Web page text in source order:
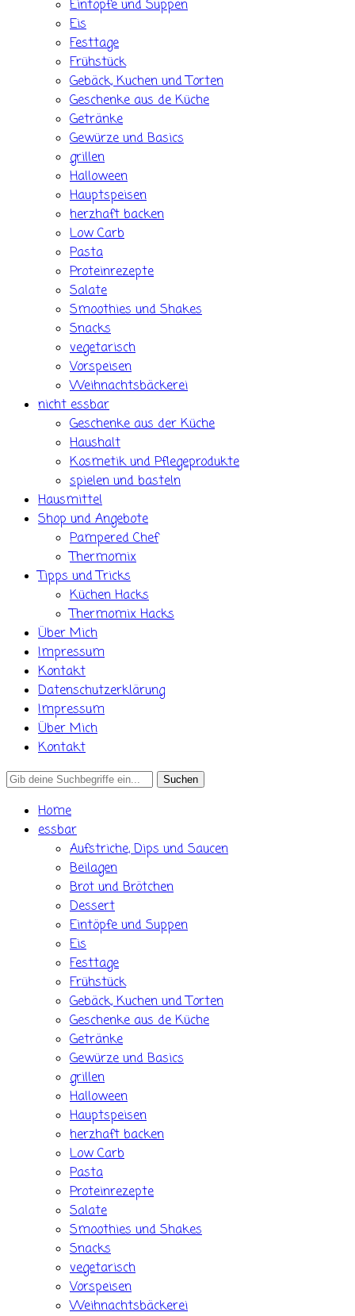
Eintöpfe und Suppen
Eis
Festtage
Frühstück
Gebäck, Kuchen und Torten
Geschenke aus de Küche
Getränke
Gewürze und Basics
grillen
Halloween
Hauptspeisen
herzhaft backen
Low Carb
Pasta
Proteinrezepte
Salate
Smoothies und Shakes
Snacks
vegetarisch
Vorspeisen
Weihnachtsbäckerei
nicht essbar
Geschenke aus der Küche
Haushalt
Kosmetik und Pflegeprodukte
spielen und basteln
Hausmittel
Shop und Angebote
Pampered Chef
Thermomix
Tipps und Tricks
Küchen Hacks
Thermomix Hacks
Über Mich
Impressum
Kontakt
Datenschutzerklärung
Impressum
Über Mich
Kontakt
Search
Home
essbar
Aufstriche, Dips und Saucen
Beilagen
Brot und Brötchen
Dessert
Eintöpfe und Suppen
Eis
Festtage
Frühstück
Gebäck, Kuchen und Torten
Geschenke aus de Küche
Getränke
Gewürze und Basics
grillen
Halloween
Hauptspeisen
herzhaft backen
Low Carb
Pasta
Proteinrezepte
Salate
Smoothies und Shakes
Snacks
vegetarisch
Vorspeisen
Weihnachtsbäckerei